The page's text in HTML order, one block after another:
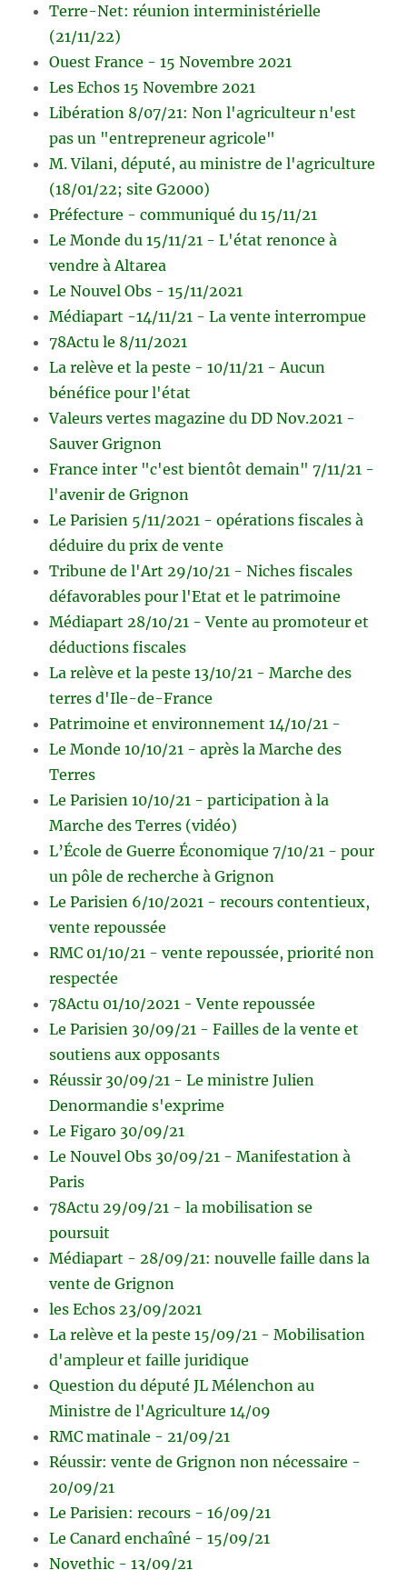
Terre-Net: réunion interministérielle
(21/11/22)
Ouest France - 15 Novembre 2021
Les Echos 15 Novembre 2021
Libération 8/07/21: Non l'agriculteur n'est
pas un "entrepreneur agricole"
M. Vilani, député, au ministre de l'agriculture
(18/01/22; site G2000)
Préfecture - communiqué du 15/11/21
Le Monde du 15/11/21 - L'état renonce à
vendre à Altarea
Le Nouvel Obs - 15/11/2021
Médiapart -14/11/21 - La vente interrompue
78Actu le 8/11/2021
La relève et la peste - 10/11/21 - Aucun
bénéfice pour l'état
Valeurs vertes magazine du DD Nov.2021 -
Sauver Grignon
France inter "c'est bientôt demain" 7/11/21 -
l'avenir de Grignon
Le Parisien 5/11/2021 - opérations fiscales à
déduire du prix de vente
Tribune de l'Art 29/10/21 - Niches fiscales
défavorables pour l'Etat et le patrimoine
Médiapart 28/10/21 - Vente au promoteur et
déductions fiscales
La relève et la peste 13/10/21 - Marche des
terres d'Ile-de-France
Patrimoine et environnement 14/10/21 -
Le Monde 10/10/21 - après la Marche des
Terres
Le Parisien 10/10/21 - participation à la
Marche des Terres (vidéo)
L’École de Guerre Économique 7/10/21 - pour
un pôle de recherche à Grignon
Le Parisien 6/10/2021 - recours contentieux,
vente repoussée
RMC 01/10/21 - vente repoussée, priorité non
respectée
78Actu 01/10/2021 - Vente repoussée
Le Parisien 30/09/21 - Failles de la vente et
soutiens aux opposants
Réussir 30/09/21 - Le ministre Julien
Denormandie s'exprime
Le Figaro 30/09/21
Le Nouvel Obs 30/09/21 - Manifestation à
Paris
78Actu 29/09/21 - la mobilisation se
poursuit
Médiapart - 28/09/21: nouvelle faille dans la
vente de Grignon
les Echos 23/09/2021
La relève et la peste 15/09/21 - Mobilisation
d'ampleur et faille juridique
Question du député JL Mélenchon au
Ministre de l'Agriculture 14/09
RMC matinale - 21/09/21
Réussir: vente de Grignon non nécessaire -
20/09/21
Le Parisien: recours - 16/09/21
Le Canard enchaîné - 15/09/21
Novethic - 13/09/21